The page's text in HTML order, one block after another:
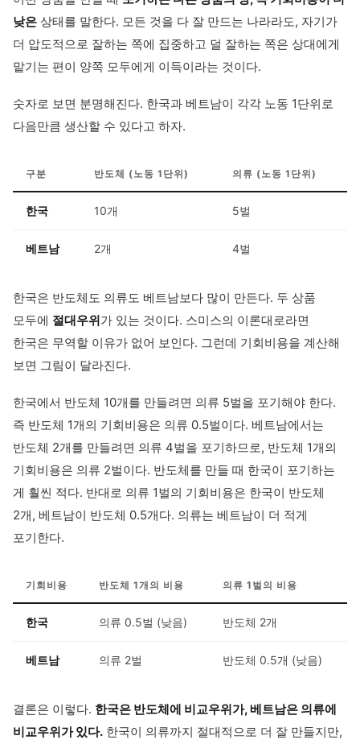
낮은 상태를 말한다. 모든 것을 다 잘 만드는 나라라도, 자기가
더 압도적으로 잘하는 쪽에 집중하고 덜 잘하는 쪽은 상대에게
맡기는 편이 양쪽 모두에게 이득이라는 것이다.
숫자로 보면 분명해진다. 한국과 베트남이 각각 노동 1단위로
다음만큼 생산할 수 있다고 하자.
구분 반도체 (노동 1단위) 의류 (노동 1단위)
한국 10개 5벌
베트남 2개 4벌
한국은 반도체도 의류도 베트남보다 많이 만든다. 두 상품
모두에 절대우위가 있는 것이다. 스미스의 이론대로라면
한국은 무역할 이유가 없어 보인다. 그런데 기회비용을 계산해
보면 그림이 달라진다.
한국에서 반도체 10개를 만들려면 의류 5벌을 포기해야 한다.
즉 반도체 1개의 기회비용은 의류 0.5벌이다. 베트남에서는
반도체 2개를 만들려면 의류 4벌을 포기하므로, 반도체 1개의
기회비용은 의류 2벌이다. 반도체를 만들 때 한국이 포기하는
게 훨씬 적다. 반대로 의류 1벌의 기회비용은 한국이 반도체
2개, 베트남이 반도체 0.5개다. 의류는 베트남이 더 적게
포기한다.
기회비용 반도체 1개의 비용 의류 1벌의 비용
한국 의류 0.5벌 (낮음) 반도체 2개
베트남 의류 2벌 반도체 0.5개 (낮음)
결론은 이렇다. 한국은 반도체에 비교우위가, 베트남은 의류에
비교우위가 있다. 한국이 의류까지 절대적으로 더 잘 만들지만,